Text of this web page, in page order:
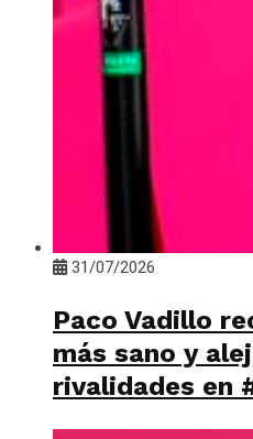
31/07/2026
Paco Vadillo
más sano y
rivalidades en